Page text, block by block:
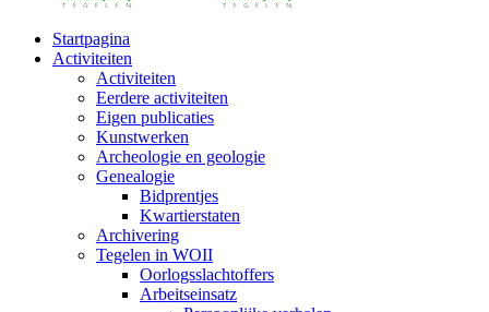
Startpagina
Activiteiten
Activiteiten
Eerdere activiteiten
Eigen publicaties
Kunstwerken
Archeologie en geologie
Genealogie
Bidprentjes
Kwartierstaten
Archivering
Tegelen in WOII
Oorlogsslachtoffers
Arbeitseinsatz